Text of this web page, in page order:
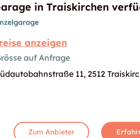
Bild für "Garage in
in Traiskirchen
anzeigen
auf Anfrage
11, 2512
Zum Anbieter